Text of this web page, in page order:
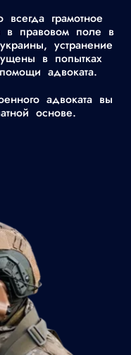
грамотное
в правовом поле в
устранение
в попытках
адвоката.
адвоката вы
основе.